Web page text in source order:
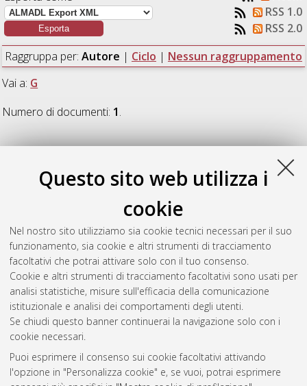
Questo sito web utilizza i
cookie
Nel nostro sito utilizziamo sia cookie tecnici necessari per il suo
funzionamento, sia cookie e altri strumenti di tracciamento
facoltativi che potrai attivare solo con il tuo consenso.
Cookie e altri strumenti di tracciamento facoltativi sono usati per
analisi statistiche, misure sull'efficacia della comunicazione
istituzionale e analisi dei comportamenti degli utenti.
Se chiudi questo banner continuerai la navigazione solo con i
cookie necessari.
Puoi esprimere il consenso sui cookie facoltativi attivando
l'opzione in "Personalizza cookie" e, se vuoi, potrai esprimere
RSS 1.0
RSS 2.0
Raggruppa per: Autore | Ciclo | Nessun raggruppamento
Vai a: G
Numero di documenti: 1.
G
Guardabassi, Veronica (2017) The Weight of Weight Stigma.
Negative Stereotypes and Cognitive Performance in Children
, [Dissertation thesis], Alma Mater
Studiorum Università di Bologna. Dottorato di ricerca in
Scienze psicologiche, 29 Ciclo. DOI
10.6092/unibo/amsdottorato/8160.
Questa lista e' stata generata ilFri Aug 7 20:35:54 2026 CEST
Atom
Rss 1.0